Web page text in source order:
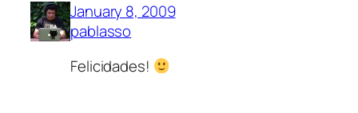
January 8, 2009
pablasso
Felicidades!